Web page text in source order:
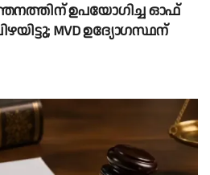
ഉപയോഗിച്ച ഓഫ്
MVD ഉദ്യോഗസ്ഥന്